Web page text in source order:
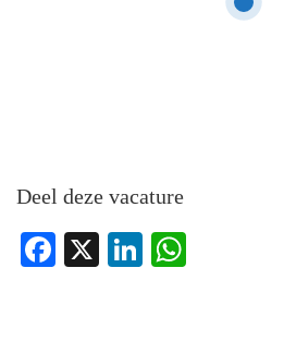
Deel deze vacature
Facebook
X LinkedIn